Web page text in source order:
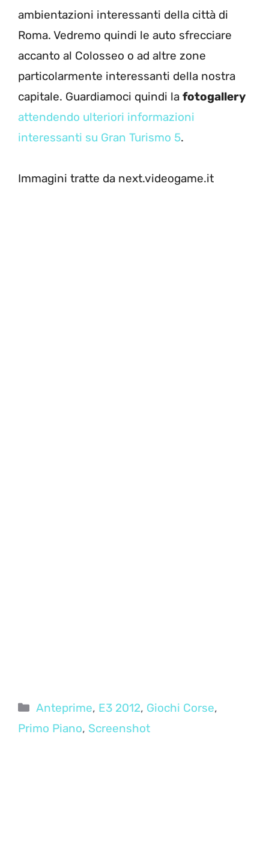
ambientazioni interessanti della città di
Roma. Vedremo quindi le auto sfrecciare
accanto al Colosseo o ad altre zone
particolarmente interessanti della nostra
capitale. Guardiamoci quindi la fotogallery
attendendo ulteriori informazioni
interessanti su Gran Turismo 5.
Immagini tratte da next.videogame.it
Categorie
Anteprime, E3 2012, Giochi Corse,
Primo Piano, Screenshot